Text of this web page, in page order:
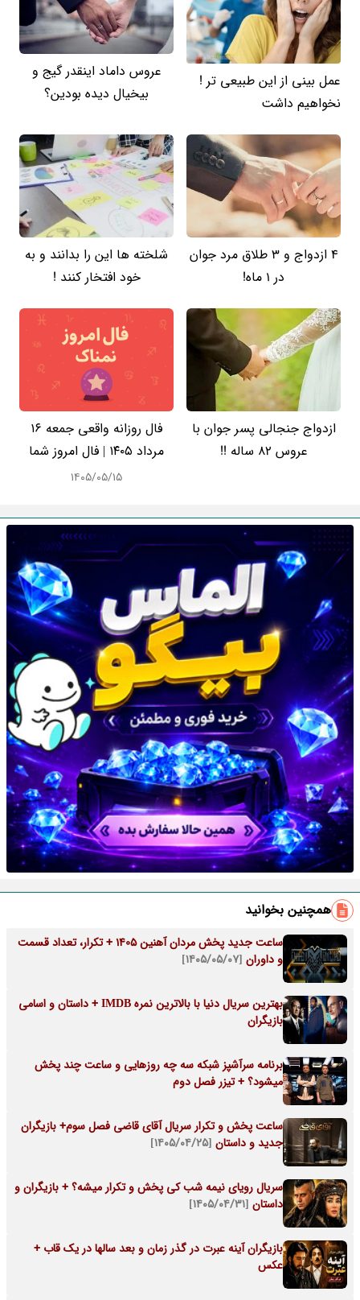
عمل بینی از این طبیعی تر !
نخواهیم داشت
عروس داماد اینقدر گیج و
بیخیال دیده بودین؟
4 ازدواج و 3 طلاق مرد جوان
در 1 ماه!
شلخته ها این را بدانند و به
خود افتخار کنند !
ازدواج جنجالی پسر جوان با
عروس 82 ساله !!
فال روزانه واقعی جمعه ۱۶
مرداد ۱۴۰۵ | فال امروز شما
۱۴۰۵/۰۵/۱۵
همچنین بخوانید
ساعت جدید پخش مردان آهنین 1405 + تکرار، تعداد قسمت
و داوران [۱۴۰۵/۰۵/۰۷]
بهترین سریال دنیا با بالاترین نمره IMDB + داستان و اسامی
بازیگران
برنامه سرآشپز شبکه سه چه روزهایی و ساعت چند پخش
میشود؟ + تیزر فصل دوم
ساعت پخش و تکرار سریال آقای قاضی فصل سوم+ بازیگران
جدید و داستان [۱۴۰۵/۰۴/۲۵]
سریال رویای نیمه شب کی پخش و تکرار میشه؟ + بازیگران و
داستان [۱۴۰۵/۰۴/۳۱]
بازیگران آینه عبرت در گذر زمان و بعد سالها در یک قاب +
عکس